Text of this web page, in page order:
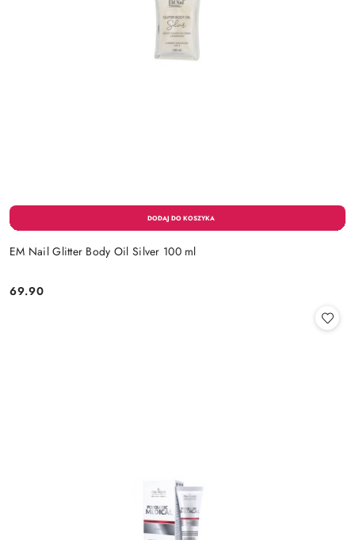
EM Nail Glitter Body Oil Silver 100 ml
Cena:
69.90